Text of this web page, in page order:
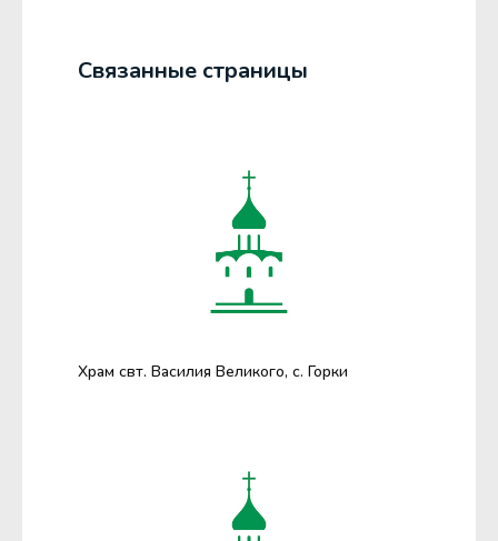
Связанные страницы
Храм свт. Василия Великого, с. Горки